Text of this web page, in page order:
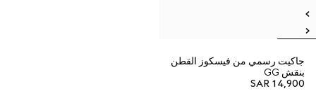
جاكيت رسمي من فيسكوز القطن
بنقش GG
SAR 14,900